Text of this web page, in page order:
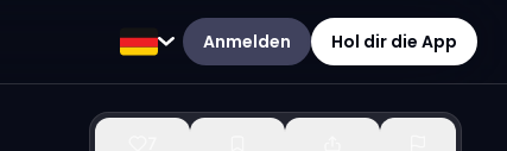
Anmelden Hol dir die App